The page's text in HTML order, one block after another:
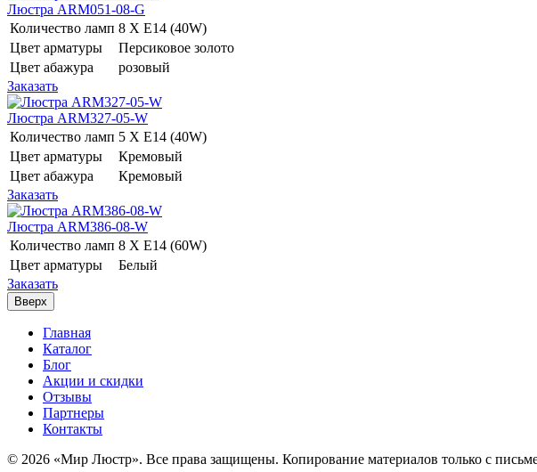
Люстра ARM051-08-G
Количество ламп 8 Х E14 (40W)
Цвет арматуры
Персиковое золото
Цвет абажура
розовый
Заказать
Люстра ARM327-05-W
Количество ламп 5 Х E14 (40W)
Цвет арматуры
Кремовый
Цвет абажура
Кремовый
Заказать
Люстра ARM386-08-W
Количество ламп 8 Х E14 (60W)
Цвет арматуры
Белый
Заказать
Вверх
Главная
Каталог
Блог
Акции и скидки
Отзывы
Партнеры
Контакты
© 2026 «Мир Люстр». Все права защищены. Копирование материалов только с